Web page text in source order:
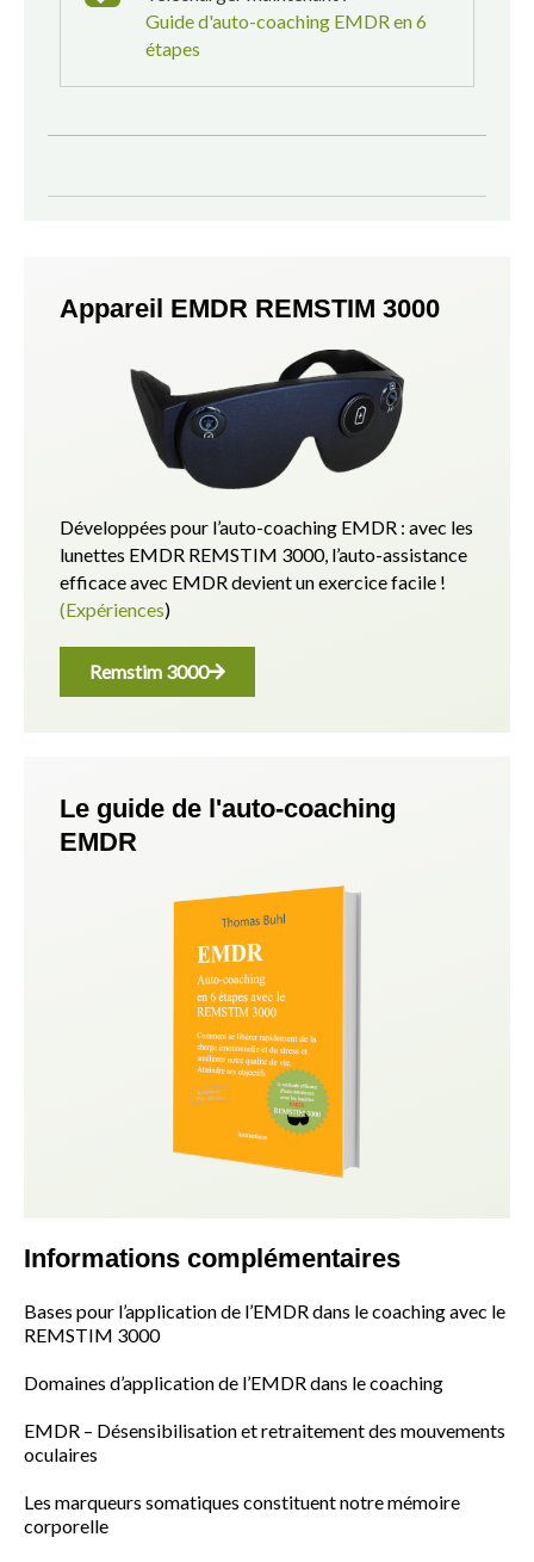
Guide d'auto-coaching EMDR en 6
étapes
Appareil EMDR REMSTIM 3000
Développées pour l’auto-coaching EMDR : avec les
lunettes EMDR REMSTIM 3000, l’auto-assistance
efficace avec EMDR devient un exercice facile !
(Expériences)
Remstim 3000
Le guide de l'auto-coaching
EMDR
Informations complémentaires
Bases pour l’application de l’EMDR dans le coaching avec le
REMSTIM 3000
Domaines d’application de l’EMDR dans le coaching
EMDR – Désensibilisation et retraitement des mouvements
oculaires
Les marqueurs somatiques constituent notre mémoire
corporelle